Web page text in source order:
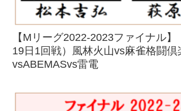
【Mリーグ2022-2023ファイナル】
19日1回戦）風林火山vs麻雀格闘倶
vsABEMASvs雷電